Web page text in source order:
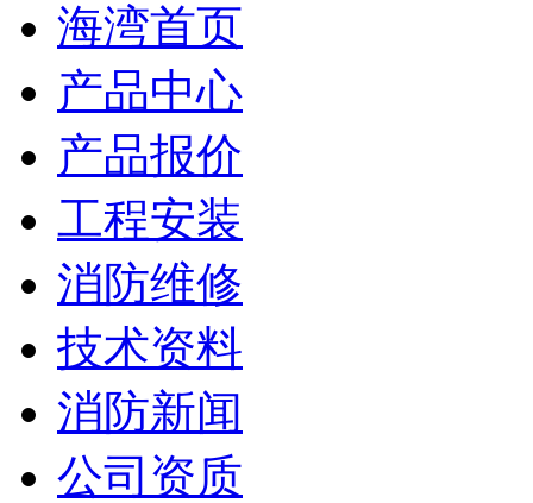
海湾首页
产品中心
产品报价
工程安装
消防维修
技术资料
消防新闻
公司资质